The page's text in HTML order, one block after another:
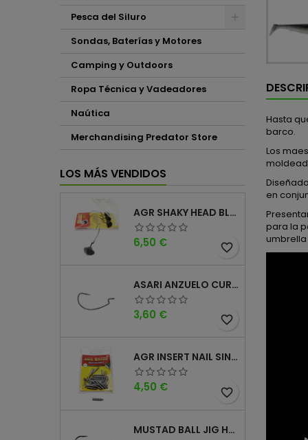
Pesca del Siluro
Sondas, Baterías y Motores
Camping y Outdoors
Ropa Técnica y Vadeadores
Naútica
Merchandising Predator Store
LOS MÁS VENDIDOS
AGR SHAKY HEAD BLACK 4PK
Precio
6,50 € favorite_border
ASARI ANZUELO CURVO CAROLINA WORM
Precio
3,60 € favorite_border
AGR INSERT NAIL SINKER
Precio
4,50 € favorite_border
MUSTAD BALL JIG HEAD KEEPER
Hasta
barco.
Los
en
para la
umbrella